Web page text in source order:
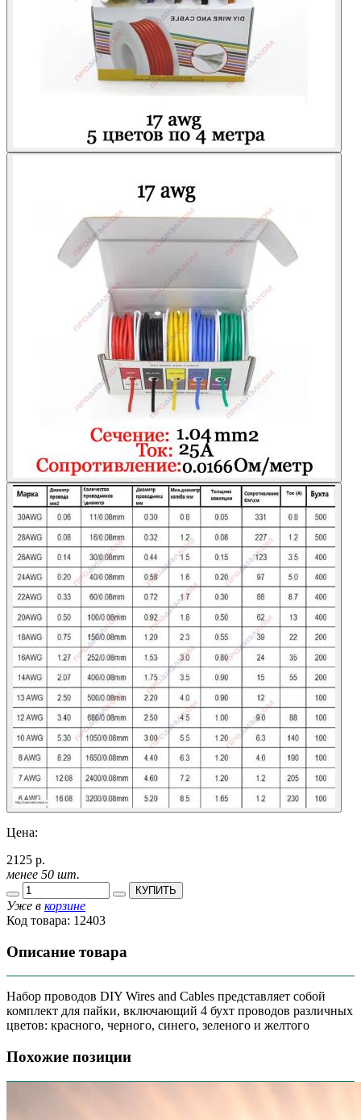
Цена:
2125 р.
менее 50 шт.
КУПИТЬ
Уже в корзине
Код товара: 12403
Описание товара
Набор проводов DIY Wires and Cables представляет собой
комплект для пайки, включающий 4 бухт проводов различных
цветов: красного, черного, синего, зеленого и желтого
Похожие позиции